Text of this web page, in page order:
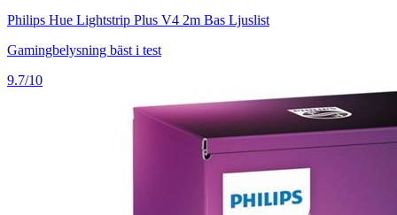
Philips Hue Lightstrip Plus V4 2m Bas Ljuslist
Gamingbelysning bäst i test
9.7/10